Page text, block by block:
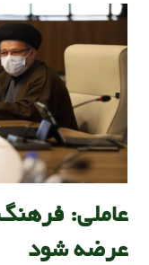
عاملی:
عرضه شود